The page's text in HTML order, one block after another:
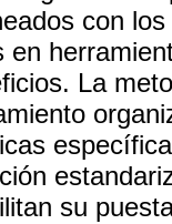
con
en
La
su